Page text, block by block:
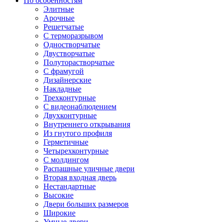
Элитные
Арочные
Решетчатые
С терморазрывом
Одностворчатые
Двустворчатые
Полуторастворчатые
С фрамугой
Дизайнерские
Накладные
Трехконтурные
С видеонаблюдением
Двухконтурные
Внутреннего открывания
Из гнутого профиля
Герметичные
Четырехконтурные
С молдингом
Распашные уличные двери
Вторая входная дверь
Нестандартные
Высокие
Двери больших размеров
Широкие